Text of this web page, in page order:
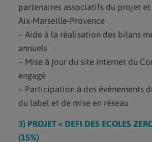
partenaires associatifs du projet
Aix-Marseille-Provence
– Aide à la réalisation des bilans
annuels
– Mise à jour du site internet du
engagé
– Participation à des événements
du label et de mise en réseau
3) PROJET « DEFI DES ECOLES
(15%)